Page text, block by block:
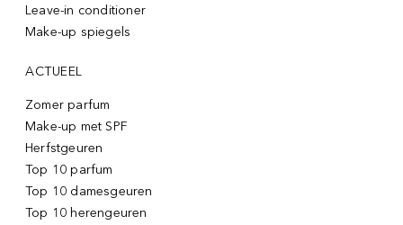
Leave-in conditioner
Make-up spiegels
ACTUEEL
Zomer parfum
Make-up met SPF
Herfstgeuren
Top 10 parfum
Top 10 damesgeuren
Top 10 herengeuren